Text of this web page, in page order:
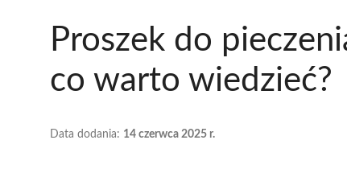
Proszek do
co warto wiedzieć?
Data dodania: 14 czerwca 2025 r.